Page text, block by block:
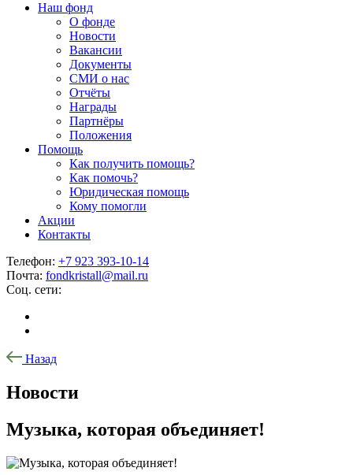
Наш фонд
О фонде
Новости
Вакансии
Документы
СМИ о нас
Отчёты
Награды
Партнёры
Положения
Помощь
Как получить помощь?
Как помочь?
Юридическая помощь
Кому помогли
Акции
Контакты
Телефон: +7 923 393-10-14
Почта: fondkristall@mail.ru
Соц. сети:
Назад
Новости
Музыка, которая объединяет!